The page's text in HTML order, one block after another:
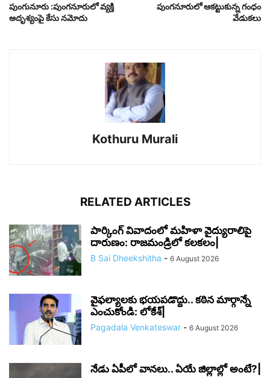
పుంగునూరు :పుంగనూరులో వ్యక్తి
అదృశ్యంపై కేసు నమోదు
పుంగనూరులో ఆకట్టుకున్న గంధం
వేడుకలు
Kothuru Murali
RELATED ARTICLES
పార్కింగ్ వివాదంలో మహిళా వైద్యురాలిపై
దారుణం: రాజమండ్రిలో కలకలం|
B Sai Dheekshitha - 6 August 2026
వైఫల్యాలకు భయపడొద్దు.. కఠిన మార్గాన్నే
ఎంచుకోండి: లోకేశ్|
Pagadala Venkateswar - 6 August 2026
నేడు ఏపీలో వానలు.. ఏయే జిల్లాల్లో అంటే?|